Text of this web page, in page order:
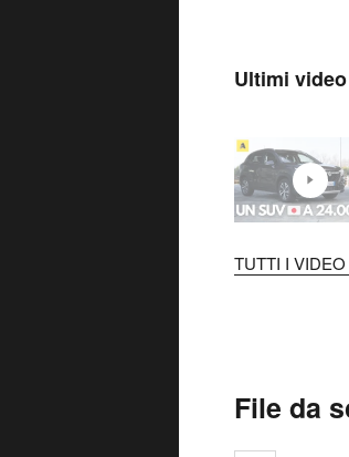
Ultimi
TUTTI I
File da